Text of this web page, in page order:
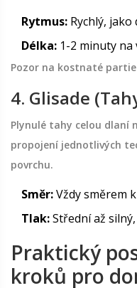
Rytmus: Rychlý, jako
Délka: 1-2 minuty na
Pozor na kostnaté
4. Glisade
Plynulé tahy celou dlaní
propojení jednotlivých
povrchu.
Směr:Vždy směrem
Tlak:Střední až
Praktický
kroků pro